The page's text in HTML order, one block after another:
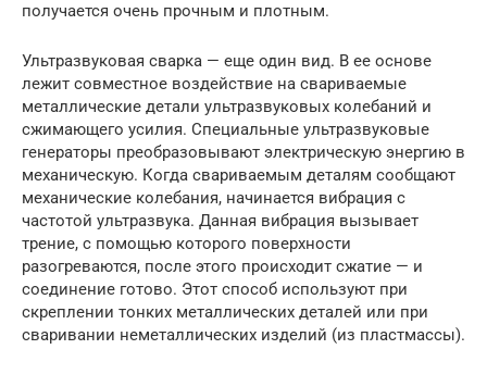
получается очень прочным и плотным.
Ультразвуковая сварка — еще один вид. В ее основе
лежит совместное воздействие на свариваемые
металлические детали ультразвуковых колебаний и
сжимающего усилия. Специальные ультразвуковые
генераторы преобразовывают электрическую энергию в
механическую. Когда свариваемым деталям сообщают
механические колебания, начинается вибрация с
частотой ультразвука. Данная вибрация вызывает
трение, с помощью которого поверхности
разогреваются, после этого происходит сжатие — и
соединение готово. Этот способ используют при
скреплении тонких металлических деталей или при
сваривании неметаллических изделий (из пластмассы).